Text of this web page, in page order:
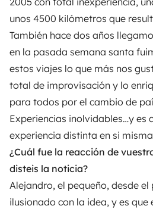
unos 4500 kilómetros que
También hace dos años
en la pasada semana santa
estos viajes lo que más nos
total de improvisación y lo
para todos por el cambio de
Experiencias inolvidables…y es
experiencia distinta en si
¿Cuál fue la reacción de
disteis la noticia?
Alejandro, el pequeño, desde
ilusionado con la idea, y es que